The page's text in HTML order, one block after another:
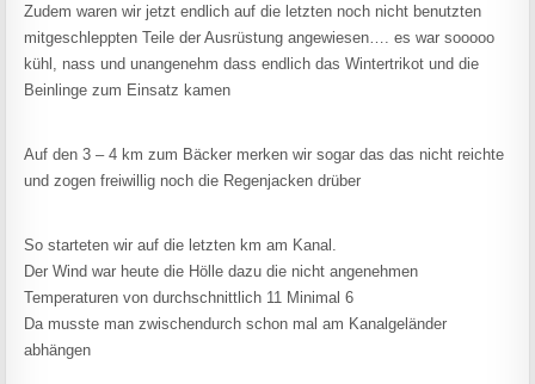
Zudem waren wir jetzt endlich auf die letzten noch nicht benutzten
mitgeschleppten Teile der Ausrüstung angewiesen…. es war sooooo
kühl, nass und unangenehm dass endlich das Wintertrikot und die
Beinlinge zum Einsatz kamen
Auf den 3 – 4 km zum Bäcker merken wir sogar das das nicht reichte
und zogen freiwillig noch die Regenjacken drüber
So starteten wir auf die letzten km am Kanal.
Der Wind war heute die Hölle dazu die nicht angenehmen
Temperaturen von durchschnittlich 11 Minimal 6
Da musste man zwischendurch schon mal am Kanalgeländer
abhängen